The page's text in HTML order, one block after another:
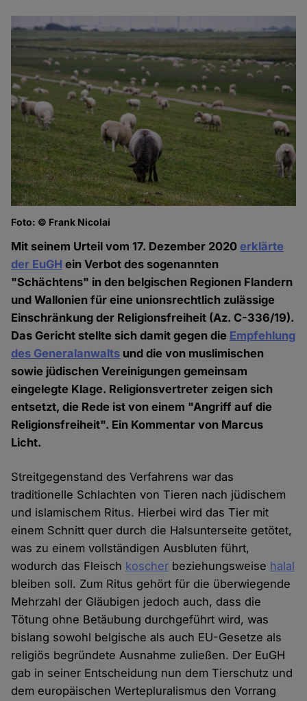
Foto: © Frank Nicolai
Mit seinem Urteil vom 17. Dezember 2020erklärte
der EuGH ein Verbot des sogenannten
"Schächtens" in den belgischen Regionen Flandern
und Wallonien für eine unionsrechtlich zulässige
Einschränkung der Religionsfreiheit (Az. C-336/19).
Das Gericht stellte sich damit gegen die Empfehlung
des Generalanwalts und die von muslimischen
sowie jüdischen Vereinigungen gemeinsam
eingelegte Klage. Religionsvertreter zeigen sich
entsetzt, die Rede ist von einem "Angriff auf die
Religionsfreiheit". Ein Kommentar von Marcus
Licht.
Streitgegenstand des Verfahrens war das
traditionelle Schlachten von Tieren nach jüdischem
und islamischem Ritus. Hierbei wird das Tier mit
einem Schnitt quer durch die Halsunterseite getötet,
was zu einem vollständigen Ausbluten führt,
wodurch das Fleisch koscher beziehungsweise halal
bleiben soll. Zum Ritus gehört für die überwiegende
Mehrzahl der Gläubigen jedoch auch, dass die
Tötung ohne Betäubung durchgeführt wird, was
bislang sowohl belgische als auch EU-Gesetze als
religiös begründete Ausnahme zuließen. Der EuGH
gab in seiner Entscheidung nun dem Tierschutz und
dem europäischen Wertepluralismus den Vorrang